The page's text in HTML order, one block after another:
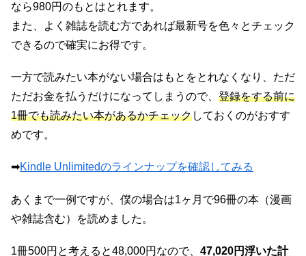
なら980円のもとはとれます。
また、よく雑誌を読む方であれば最新号を色々とチェック
できるので確実にお得です。
一方で読みたい本がない場合はもとをとれなくなり、ただ
ただお金を払うだけになってしまうので、 登録をする前に
1冊でも読みたい本があるかチェックしておくのがおすす
めです。
➡Kindle Unlimitedのラインナップを確認してみる
あくまで一例ですが、僕の場合は1ヶ月で96冊の本（漫画
や雑誌含む）を読めました。
1冊500円と考えると48,000円なので、 47,020円浮いた計